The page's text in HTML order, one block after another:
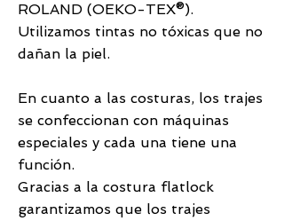
ROLAND (OEKO-TEX®).
Utilizamos tintas no tóxicas que no
dañan la piel.
En cuanto a las costuras, los trajes
se confeccionan con máquinas
especiales y cada una tiene una
función.
Gracias a la costura flatlock
garantizamos que los trajes